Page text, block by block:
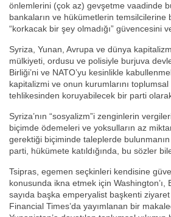
önlemlerini (çok az) gevşetme vaadinde
bankaların ve hükümetlerin temsilcilerine
“korkacak bir şey olmadığı” güvencesini
Syriza, Yunan, Avrupa ve dünya
mülkiyeti, ordusu ve polisiyle burjuva
Birliği’ni ve NATO’yu kesinlikle
kapitalizmi ve onun kurumlarını
tehlikesinden koruyabilecek bir parti
Syriza’nın “sosyalizm”i zenginlerin
biçimde ödemeleri ve yoksulların az
gerektiği biçiminde taleplerde
parti, hükümete katıldığında, bu sözler
Tsipras, egemen seçkinleri kendisine
konusunda ikna etmek için Washington’ı,
sayıda başka emperyalist başkenti
Financial Times’da yayımlanan bir